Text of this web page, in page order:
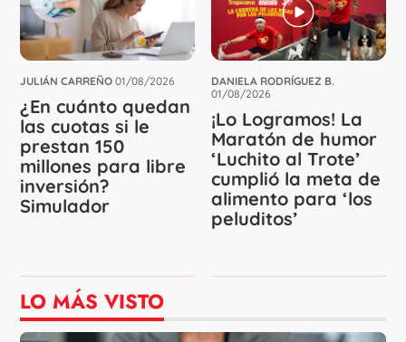
JULIÁN CARREÑO 01/08/2026
¿En cuánto quedan
las cuotas si le
prestan 150
millones para libre
inversión?
Simulador
DANIELA RODRÍGUEZ B.
01/08/2026
¡Lo Logramos! La
Maratón de humor
‘Luchito al Trote’
cumplió la meta de
alimento para ‘los
peluditos’
LO MÁS VISTO